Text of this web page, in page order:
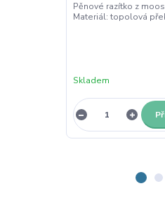
Pěnové razítko z
Materiál: topolová
Skladem